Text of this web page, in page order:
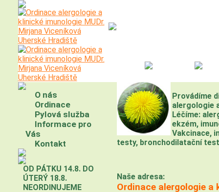
O nás
Ordinace
Pylová služba
Informace pro
Vás
Kontakt
OD PÁTKU 14.8. DO
ÚTERÝ 18.8.
NEORDINUJEME
Provádíme
alergologie
Léčíme:
ekzém,
Vakcinace,
testy, bronchodilatační
Naše adresa:
Ordinace alergologie a